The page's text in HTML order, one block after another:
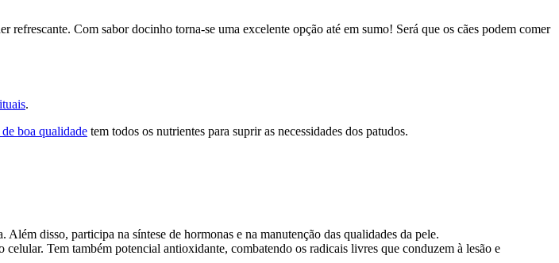
Com sabor docinho torna-se uma excelente opção até em sumo! Será que os cães podem comer
.
de boa qualidade tem todos os nutrientes para suprir as necessidades dos patudos.
Além disso, participa na síntese de hormonas e na manutenção das qualidades da pele.
Tem também potencial antioxidante, combatendo os radicais livres que conduzem à lesão e